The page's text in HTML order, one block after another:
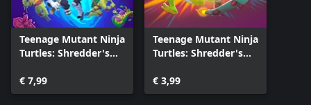
Teenage Mutant Ninja
Turtles: Shredder's
Shellshock
€ 7,99
Teenage Mutant Ninja
Turtles: Shredder's
Reptiles
€ 3,99